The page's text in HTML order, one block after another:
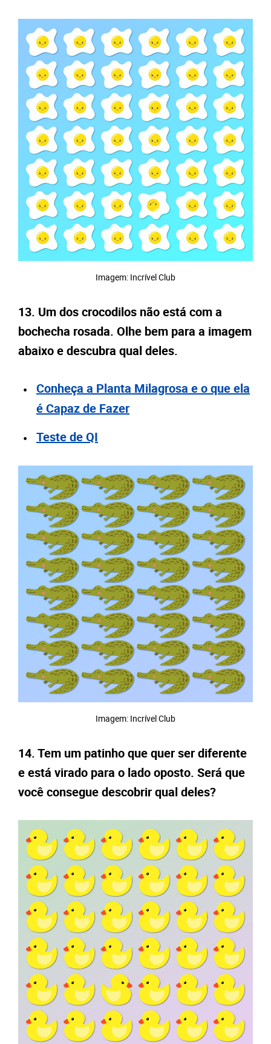
Imagem: Incrível Club
13. Um dos crocodilos não está com a
bochecha rosada. Olhe bem para a imagem
abaixo e descubra qual deles.
Conheça a Planta Milagrosa e o que ela
é Capaz de Fazer
Teste de QI
Imagem: Incrível Club
14. Tem um patinho que quer ser diferente
e está virado para o lado oposto. Será que
você consegue descobrir qual deles?